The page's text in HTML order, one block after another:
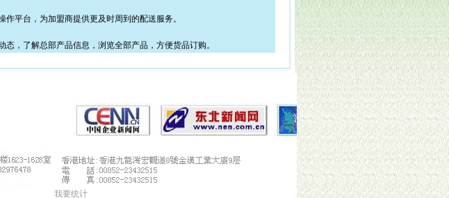
作平台，为加盟商提供更及时周到的配送服务。
态，了解总部产品信息，浏览全部产品，方便货品订购。
我要统计